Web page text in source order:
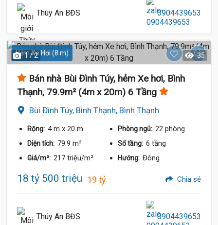
Thúy An BĐS 0904439653
Hẻm Xe Hơi (8 m)
1 / 2 35
Bán nhà Bùi Đình Túy, hẻm Xe hơi, Bình
Thạnh, 79.9m² (4m x 20m) 6 Tầng
Bùi Đình Túy, Bình Thạnh, Bình Thạnh
Rộng: 4 m x 20 m Phòng ngủ: 22 phòng
Diện tích: 79.9 m² Số tầng: 6 tầng
Giá/m²: 217 triệu/m² Hướng: Đông
18 tỷ 500 triệu 19 tỷ Chia sẻ
Thúy An BĐS 0904439653